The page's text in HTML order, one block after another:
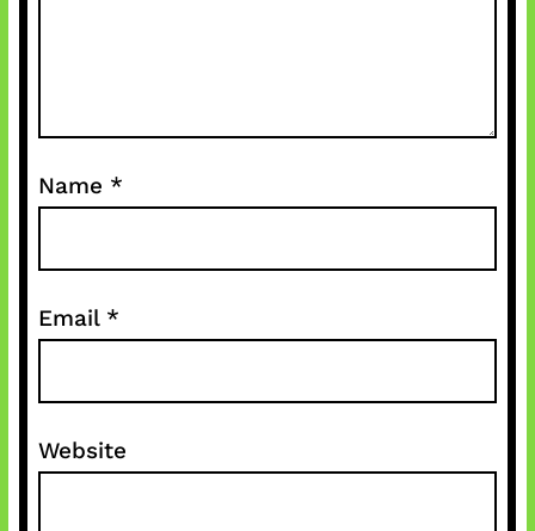
Name *
Email *
Website